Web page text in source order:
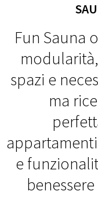
Fun Sauna
spazi e
ma
e